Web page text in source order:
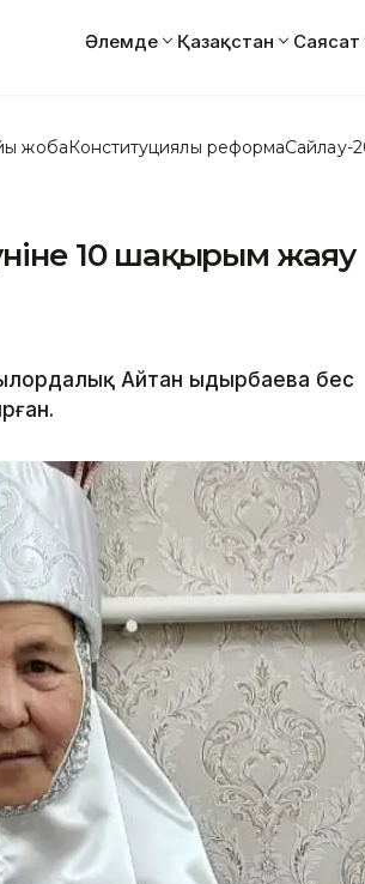
Әлемде Қазақстан Саясат
жобаКонституциялық реформаСайлау-
10 шақырым жаяу
Айтан Қыдырбаева бес